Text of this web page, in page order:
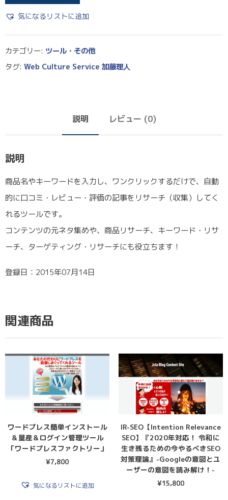
気になるリストに追加
カテゴリー: ツール・その他
タグ: Web Culture Service 加藤理人
説明 レビュー (0)
説明
商品名やキーワードを入力し、ワンクリックするだけで、自動
的に口コミ・レビュー・評価の記事をリサーチ（収集）してく
れるツールです。
コンテンツの元ネタ集めや、商品リサーチ、キーワード・リサ
ーチ、ターゲティング・リサーチにも役立ちます！
登録日：2015年07月14日
関連商品
ワードプレス簡単インストール
＆量産＆ログイン管理ツール
「ワードプレスファクトリー」
¥7,800
気になるリストに追加
IR-SEO【Intention Relevance
SEO】『2020年対応！ 令和に
生き残るための今やるべきSEO
対策理論』-Googleの意図とユ
ーザーの意図を読み解け！-
¥15,800